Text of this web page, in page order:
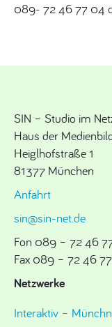
089- 72 46 77 04
SIN – Studio im
Haus der
Heiglhofstraße 1
81377 München
Anfahrt
sin@sin-net.de
Fon 089 – 72 46
Fax 089 – 72 46
Netzwerke
Interaktiv –